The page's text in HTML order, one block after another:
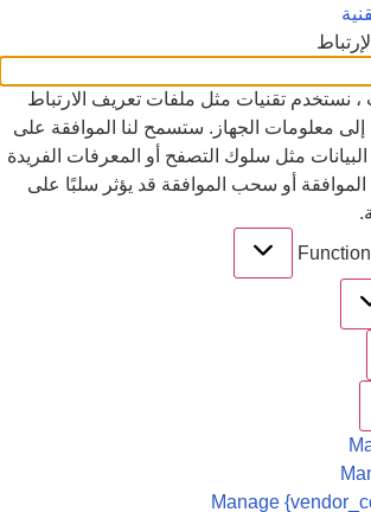
نستخدم تقنيات مثل ملفات تعريف الارتباط
معلومات الجهاز. ستسمح لنا الموافقة على
مثل سلوك التصفح أو المعرفات الفريدة
أو سحب الموافقة قد يؤثر سلبًا على
Manage